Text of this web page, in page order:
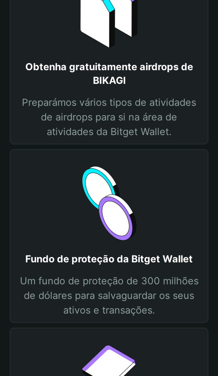
Obtenha gratuitamente airdrops de
BIKAGl
Preparámos vários tipos de atividades
de airdrops para si na área de
atividades da Bitget Wallet.
Fundo de proteção da Bitget Wallet
Um fundo de proteção de 300 milhões
de dólares para salvaguardar os seus
ativos e transações.